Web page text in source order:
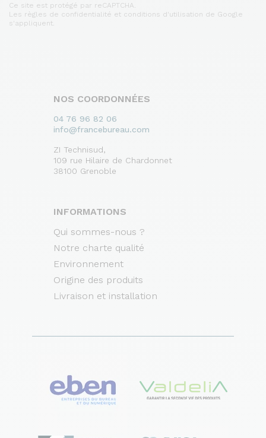
Ce site est protégé par reCAPTCHA.
Les règles de confidentialité et conditions d'utilisation de Google
s'appliquent.
NOS COORDONNÉES
04 76 96 82 06
info@francebureau.com
ZI Technisud,
109 rue Hilaire de Chardonnet
38100 Grenoble
INFORMATIONS
Qui sommes-nous ?
Notre charte qualité
Environnement
Origine des produits
Livraison et installation